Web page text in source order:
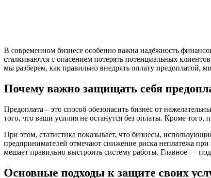
В современном бизнесе особенно важна надёжность
сталкиваются с опасением потерять потенциальных
мы разберем, как правильно внедрять оплату предоплатой,
Почему важно защищать себя
Предоплата – это способ обезопасить бизнес от
того, что ваши усилия не останутся без оплаты. Кроме того,
При этом, статистика показывает, что бизнесы,
предпринимателей отмечают снижение риска неплатежа
мешает правильно выстроить систему работы. Главное —
Основные подходы к защите своих